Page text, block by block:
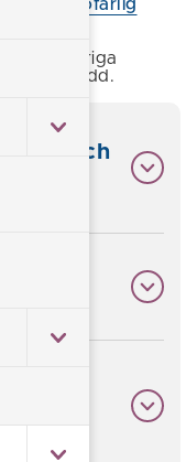
om miljöfarlig
för övriga
hälsoskydd.
och
(B-